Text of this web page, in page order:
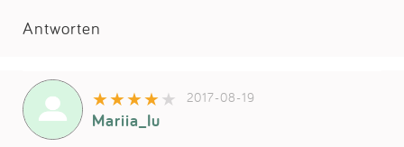
Antworten
2017-08-19
Mariia_Iu